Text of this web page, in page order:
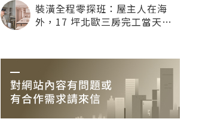
裝潢全程零探班：屋主人在海
外，17 坪北歐三房完工當天才